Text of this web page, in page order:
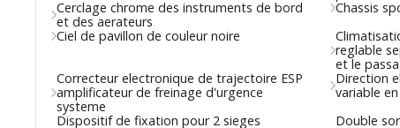
Cerclage chrome des instruments de bord
et des aerateurs
Chassis
Ciel de pavillon de couleur noire
reglable
et le
Correcteur electronique de trajectoire ESP
amplificateur de freinage d'urgence
systeme
Direction
variable
Dispositif de fixation pour 2 sieges
Double